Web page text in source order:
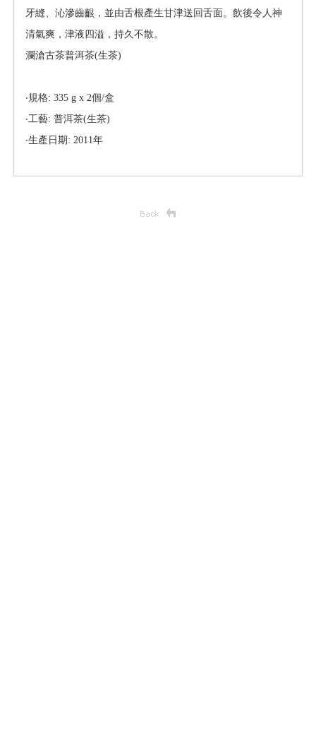
牙縫、沁滲齒齦，並由舌根產生甘津送回舌面。飲後令人神
清氣爽，津液四溢，持久不散。
瀾滄古茶普洱茶(生茶)
‧規格: 335 g x 2個/盒
‧工藝: 普洱茶(生茶)
‧生產日期: 2011年